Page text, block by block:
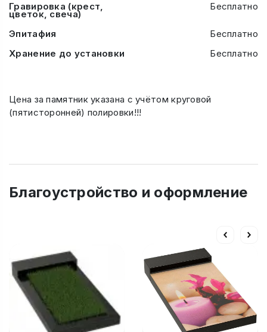
Гравировка (крест,
цветок, свеча)
Бесплатно
Эпитафия
Бесплатно
Хранение до установки
Бесплатно
Цена за памятник указана с учётом круговой
(пятисторонней) полировки!!!
Благоустройство и оформление